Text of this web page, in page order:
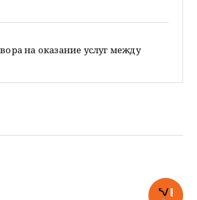
на оказание услуг между